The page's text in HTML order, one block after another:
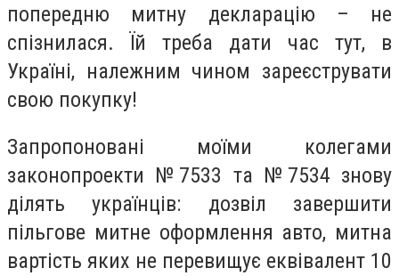
попередню митну декларацію – не
спізнилася. Їй треба дати час тут, в
Україні, належним чином зареєструвати
свою покупку!
Запропоновані моїми колегами
законопроекти №7533 та №7534 знову
ділять українців: дозвіл завершити
пільгове митне оформлення авто, митна
вартість яких не перевищує еквівалент 10